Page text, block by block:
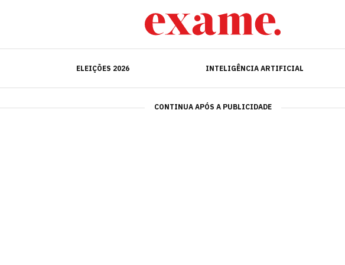
ELEIÇÕES 2026 INTELIGÊNCIA ARTIFICIAL
INTELIGÊNCIA ARTIFICIAL
CONTINUA APÓS A PUBLICIDADE